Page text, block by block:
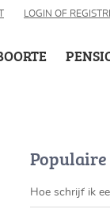
LOGIN OF
Hoe schrijf ik